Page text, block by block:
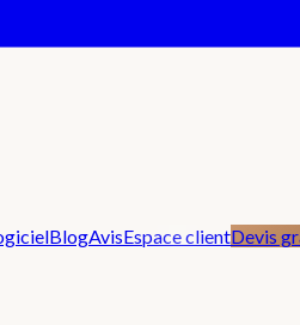
BlogAvisEspace clientDevis